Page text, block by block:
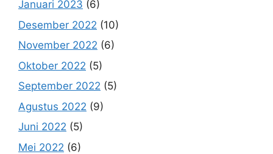
Januari 2023 (6)
Desember 2022 (10)
November 2022 (6)
Oktober 2022 (5)
September 2022 (5)
Agustus 2022 (9)
Juni 2022 (5)
Mei 2022 (6)